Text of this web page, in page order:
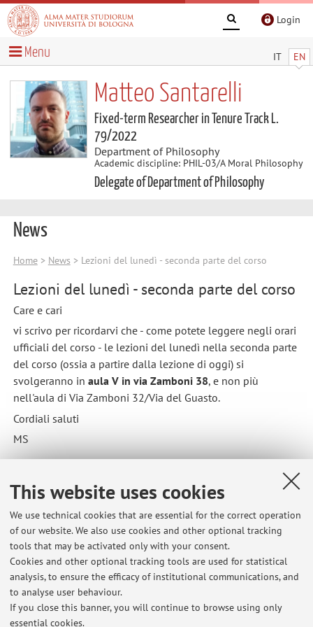
This website uses cookies
We use technical cookies that are essential for the correct operation
of our website. We also use cookies and other optional tracking
tools that may be activated only with your consent.
Cookies and other optional tracking tools are used for statistical
analysis, to ensure the efficacy of institutional communications, and
to analyse user behaviour.
If you close this banner, you will continue to browse using only
essential cookies.
Login
IT EN
Menu
Matteo Santarelli
Fixed-term Researcher in Tenure Track L.
79/2022
Department of Philosophy
Academic discipline: PHIL-03/A Moral Philosophy
Delegate of Department of Philosophy
News
Home> News > Lezioni del lunedì - seconda parte del corso
Lezioni del lunedì - seconda parte del corso
Care e cari
vi scrivo per ricordarvi che - come potete leggere negli orari
ufficiali del corso - le lezioni del lunedì nella seconda parte
del corso (ossia a partire dalla lezione di oggi) si
svolgeranno in aula V in via Zamboni 38, e non più
nell'aula di Via Zamboni 32/Via del Guasto.
Cordiali saluti
MS
Latest news
Lezione Filosofia Morale M-Z 20 febbraio annullata
Published on: February 20 2026